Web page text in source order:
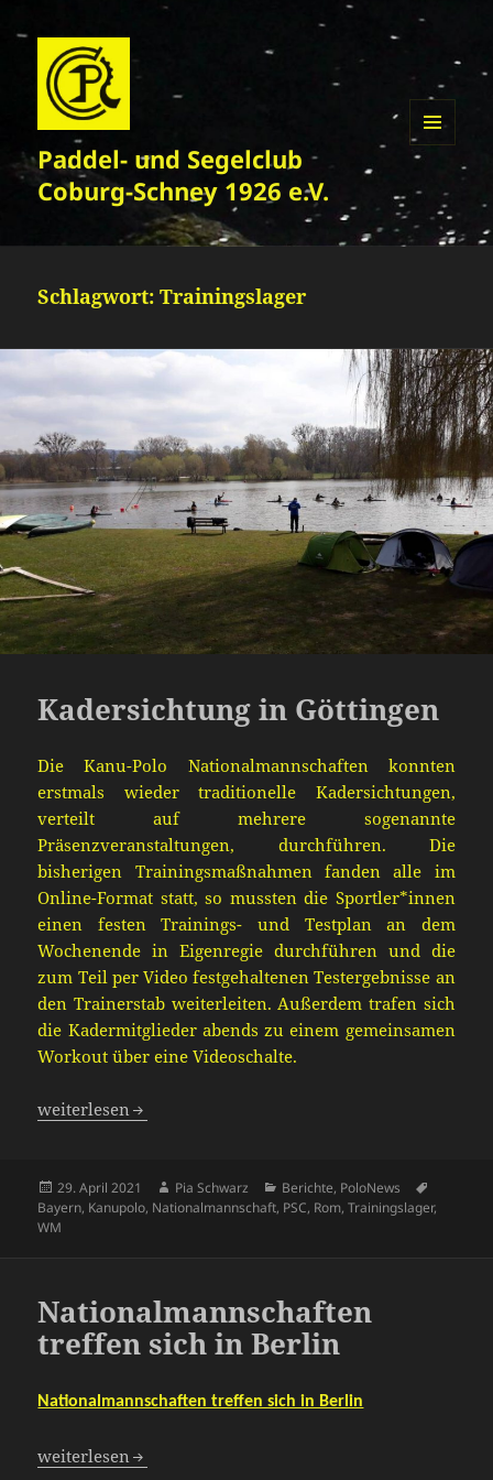
Paddel- und Segelclub
Coburg-Schney 1926 e.V.
MENÜ
WIDGETS
Schlagwort:Trainingslager
Kadersichtung in Göttingen
Die Kanu-Polo Nationalmannschaften konnten
erstmals wieder traditionelle Kadersichtungen,
verteilt auf mehrere sogenannte
Präsenzveranstaltungen, durchführen. Die
bisherigen Trainingsmaßnahmen fanden alle im
Online-Format statt, so mussten die Sportler*innen
einen festen Trainings- und Testplan an dem
Wochenende in Eigenregie durchführen und die
zum Teil per Video festgehaltenen Testergebnisse an
den Trainerstab weiterleiten. Außerdem trafen sich
die Kadermitglieder abends zu einem gemeinsamen
Workout über eine Videoschalte.
Kadersichtung in Göttingen
weiterlesen
Veröffentlicht
am
29. April 2021 Autor
Pia Schwarz Kategorien
Berichte, PoloNews
Bayern, Kanupolo, Nationalmannschaft, PSC, Rom,Trainingslager,
WM
Nationalmannschaften
treffen sich in Berlin
Nationalmannschaften treffen sich in Berlin
Nationalmannschaften treffen sich in Berlin
weiterlesen